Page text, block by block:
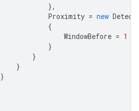
},
Proximity = new
{
WindowBefore = 1
}
}
}
}